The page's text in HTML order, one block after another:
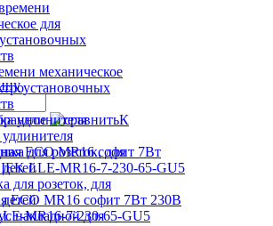
механическое
удлинителя
для розеток, для
К
ECO MR16 софит 7Вт 230В
MR16-7-230-65-GU5